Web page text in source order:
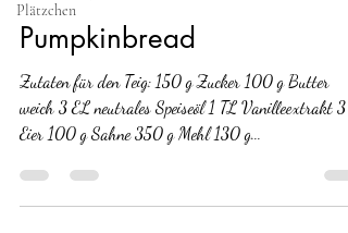
Plätzchen
Sherry's Pie
Pumpkinbread
weich 3 EL neutrales Speiseöl 1 TL Vanilleextrakt 3
Eier 100 g Sahne 350 g Mehl 130 g...